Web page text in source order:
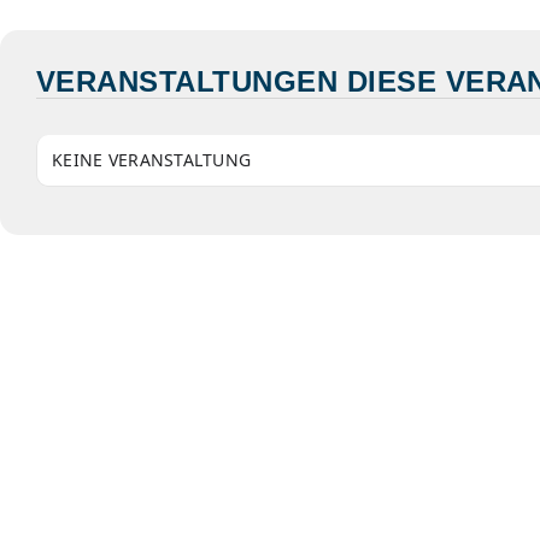
VERANSTALTUNGEN DIESE
KEINE VERANSTALTUNG